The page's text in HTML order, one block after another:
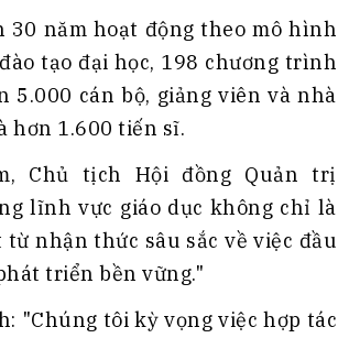
30 năm hoạt động theo mô hình
tạo đại học, 198 chương trình
cán bộ, giảng viên và nhà
hơn 1.600 tiến sĩ.
Chủ tịch Hội đồng Quản trị
lĩnh vực giáo dục không chỉ là
nhận thức sâu sắc về việc đầu
triển bền vững."
"Chúng tôi kỳ vọng việc hợp tác